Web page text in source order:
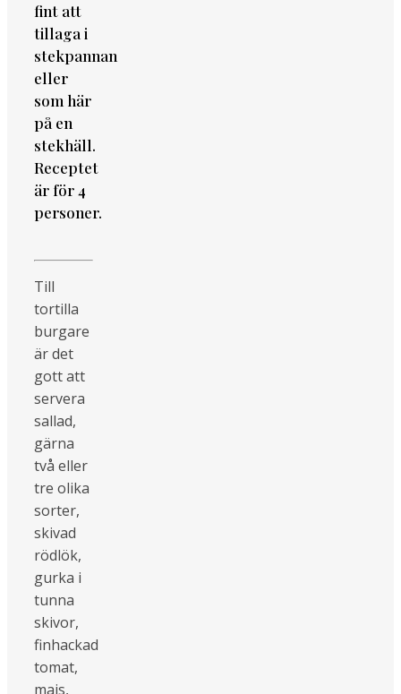
fint att
tillaga i
stekpannan
eller
som här
på en
stekhäll.
Receptet
är för 4
personer.
Till
tortilla
burgare
är det
gott att
servera
sallad,
gärna
två eller
tre olika
sorter,
skivad
rödlök,
gurka i
tunna
skivor,
finhackad
tomat,
majs,